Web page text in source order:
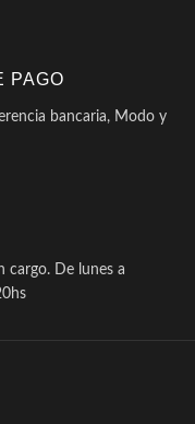
PAGO
bancaria, Modo y
cargo. De lunes a